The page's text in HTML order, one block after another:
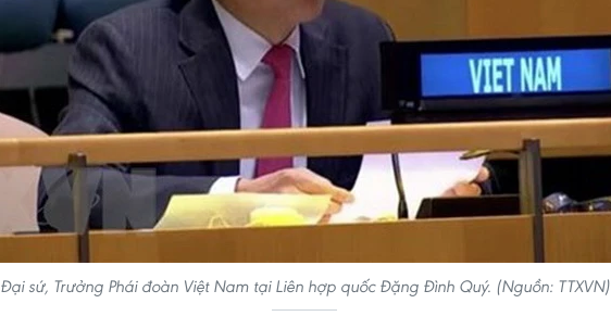
Đại sứ, Trưởng Phái đoàn Việt Nam tại Liên hợp quốc Đặng Đình Quý. (Nguồn: TTXVN)